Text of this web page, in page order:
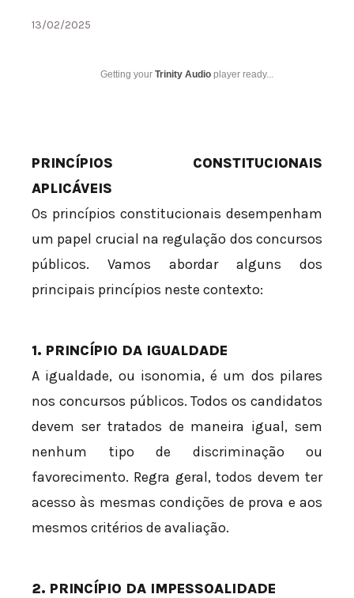
13/02/2025
Getting your Trinity Audio player ready...
PRINCÍPIOS CONSTITUCIONAIS
APLICÁVEIS
Os princípios constitucionais desempenham
um papel crucial na regulação dos concursos
públicos. Vamos abordar alguns dos
principais princípios neste contexto:
1. PRINCÍPIO DA IGUALDADE
A igualdade, ou isonomia, é um dos pilares
nos concursos públicos. Todos os candidatos
devem ser tratados de maneira igual, sem
nenhum tipo de discriminação ou
favorecimento. Regra geral, todos devem ter
acesso às mesmas condições de prova e aos
mesmos critérios de avaliação.
2. PRINCÍPIO DA IMPESSOALIDADE